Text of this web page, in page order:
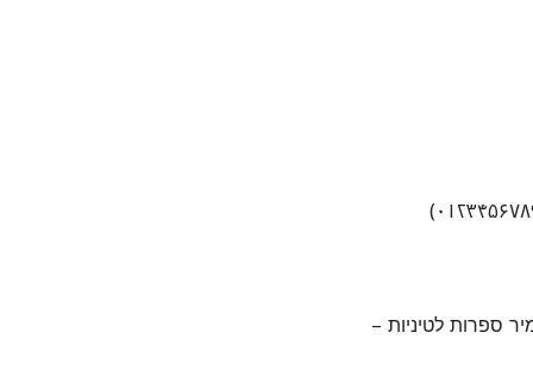
ספרות לטיניות –